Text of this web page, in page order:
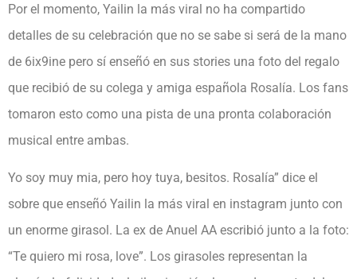
Por el momento, Yailin la más viral no ha compartido
detalles de su celebración que no se sabe si será de la mano
de 6ix9ine pero sí enseñó en sus stories una foto del regalo
que recibió de su colega y amiga española Rosalía. Los fans
tomaron esto como una pista de una pronta colaboración
musical entre ambas.
Yo soy muy mia, pero hoy tuya, besitos. Rosalía” dice el
sobre que enseñó Yailin la más viral en instagram junto con
un enorme girasol. La ex de Anuel AA escribió junto a la foto:
“Te quiero mi rosa, love”. Los girasoles representan la